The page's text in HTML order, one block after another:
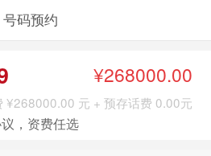
号码预约
¥268000.00
¥268000.00 元 + 预存话费 0.00元
，资费任选